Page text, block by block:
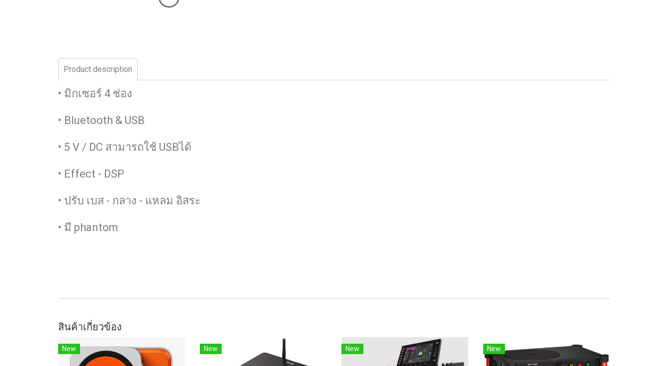
Product description
• มิกเซอร์ 4 ช่อง
• Bluetooth & USB
• 5 V / DC สามารถใช้ USBได้
• Effect - DSP
• ปรับ เบส - กลาง - แหลม อิสระ
• มี phantom
สินค้าเกี่ยวข้อง
New New New New